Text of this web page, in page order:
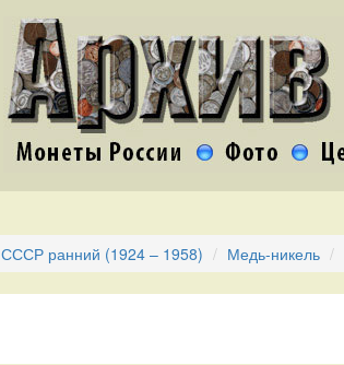
СССР ранний (1924 – 1958) Медь-никель